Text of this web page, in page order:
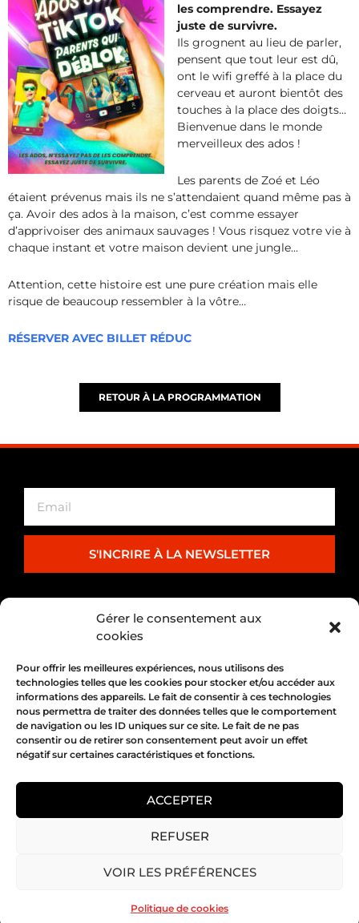
Gérer le consentement aux
cookies
Pour offrir les meilleures expériences, nous utilisons des
technologies telles que les cookies pour stocker et/ou accéder aux
informations des appareils. Le fait de consentir à ces technologies
nous permettra de traiter des données telles que le comportement
de navigation ou les ID uniques sur ce site. Le fait de ne pas
consentir ou de retirer son consentement peut avoir un effet
négatif sur certaines caractéristiques et fonctions.
ACCEPTER
REFUSER
VOIR LES PRÉFÉRENCES
Politique de cookies
les comprendre. Essayez
juste de survivre.
Ils grognent au lieu de parler,
pensent que tout leur est dû,
ont le wifi greffé à la place du
cerveau et auront bientôt des
touches à la place des doigts…
Bienvenue dans le monde
merveilleux des ados !
Les parents de Zoé et Léo
étaient prévenus mais ils ne s’attendaient quand même pas à
ça. Avoir des ados à la maison, c’est comme essayer
d’apprivoiser des animaux sauvages ! Vous risquez votre vie à
chaque instant et votre maison devient une jungle…
Attention, cette histoire est une pure création mais elle
risque de beaucoup ressembler à la vôtre…
RÉSERVER AVEC BILLET RÉDUC
RETOUR À LA PROGRAMMATION
S'INCRIRE À LA NEWSLETTER
PARTENARIAT